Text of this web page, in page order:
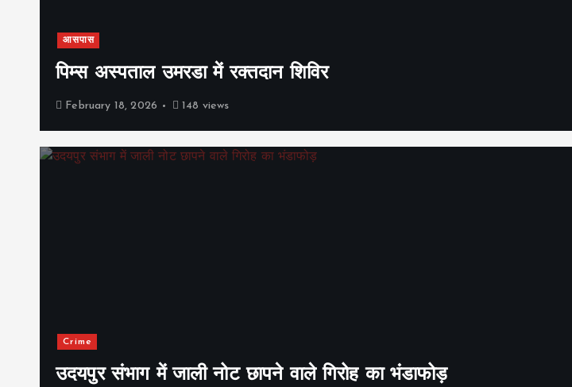
आसपास
पिम्स अस्पताल उमरडा में रक्तदान शिविर
February 18, 2026 148 views
Crime
उदयपुर संभाग में जाली नोट छापने वाले गिरोह का भंडाफोड़